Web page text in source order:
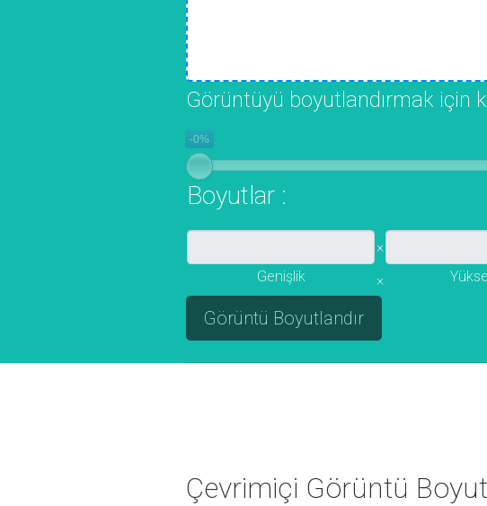
Görüntüyü boyutlandırmak için
-0%
Boyutlar :
×
Genişlik
×
Çevrimiçi Görüntü